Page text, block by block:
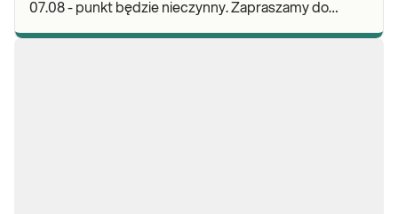
07.08 - punkt będzie nieczynny. Zapraszamy do